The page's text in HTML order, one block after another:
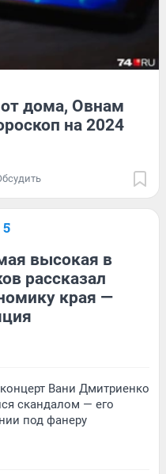
дома, Овнам
на 2024
высокая в
рассказал
края —
Вани Дмитриенко
скандалом — его
под фанеру